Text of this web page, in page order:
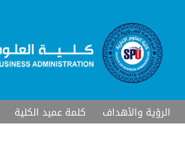
الرؤية والأهداف كلمة عميد الكلية